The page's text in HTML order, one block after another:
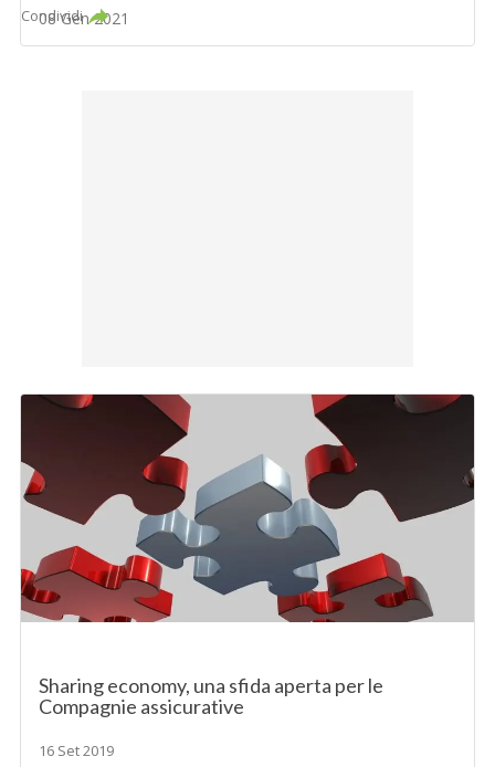
08 Gen 2021
Condividi
Sharing economy, una sfida aperta per le
Compagnie assicurative
16 Set 2019